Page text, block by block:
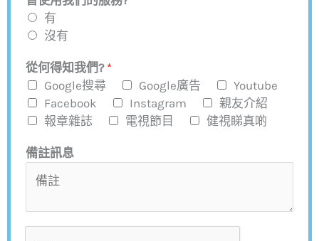
有
沒有
從何得知我們? *
Google搜尋
Google廣告
Youtube
Facebook
Instagram
親友介紹
報章雜誌
電視節目 健視睇真啲
備註訊息